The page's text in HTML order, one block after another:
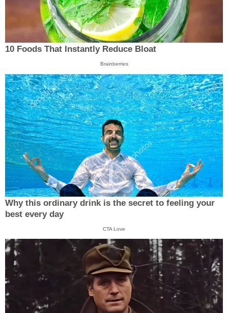
10 Foods That Instantly Reduce Bloat
Brainberries
Why this ordinary drink is the secret to feeling your
best every day
CTA Love